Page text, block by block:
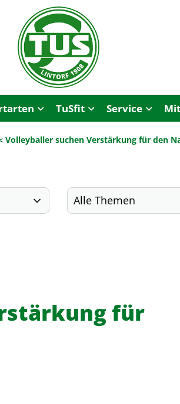
TuSfit Service
Volleyballer suchen Verstärkung für den
für